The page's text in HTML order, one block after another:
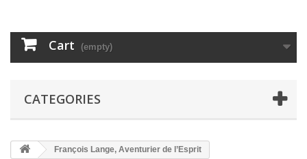
Cart (empty)
CATEGORIES
François Lange, Aventurier de l’Esprit